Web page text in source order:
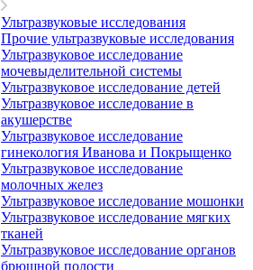
Ультразвуковые исследования
Прочие ультразвуковые исследования
Ультразвуковое исследование
мочевыделительной системы
Ультразвуковое исследование детей
Ультразвуковое исследование в
акушерстве
Ультразвуковое исследование
гинекология Иванова и Покрыщенко
Ультразвуковое исследование
молочных желез
Ультразвуковое исследование мошонки
Ультразвуковое исследование мягких
тканей
Ультразвуковое исследование органов
брюшной полости